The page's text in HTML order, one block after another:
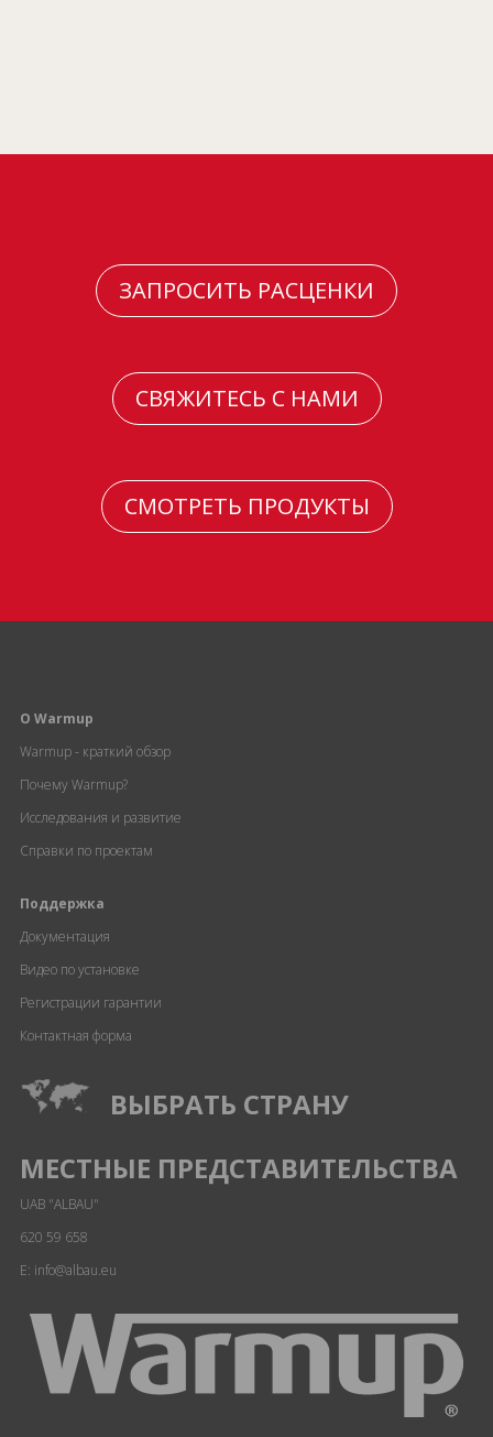
ЗАПРОСИТЬ РАСЦЕНКИ
СВЯЖИТЕСЬ С НАМИ
СМОТРЕТЬ ПРОДУКТЫ
О Warmup
Warmup - краткий обзор
Почему Warmup?
Исследования и развитие
Справки по проектам
Поддержка
Документация
Видео по установке
Регистрации гарантии
Контактная форма
ВЫБРАТЬ СТРАНУ
МЕСТНЫЕ ПРЕДСТАВИТЕЛЬСТВА
UAB "ALBAU"
620 59 658
E: info@albau.eu